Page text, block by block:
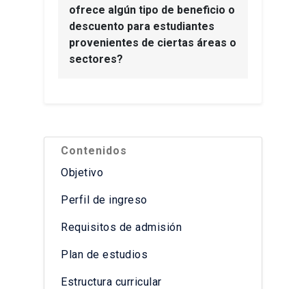
ofrece algún tipo de beneficio o
descuento para estudiantes
provenientes de ciertas áreas o
sectores?
Contenidos
Objetivo
Perfil de ingreso
Requisitos de admisión
Plan de estudios
Estructura curricular